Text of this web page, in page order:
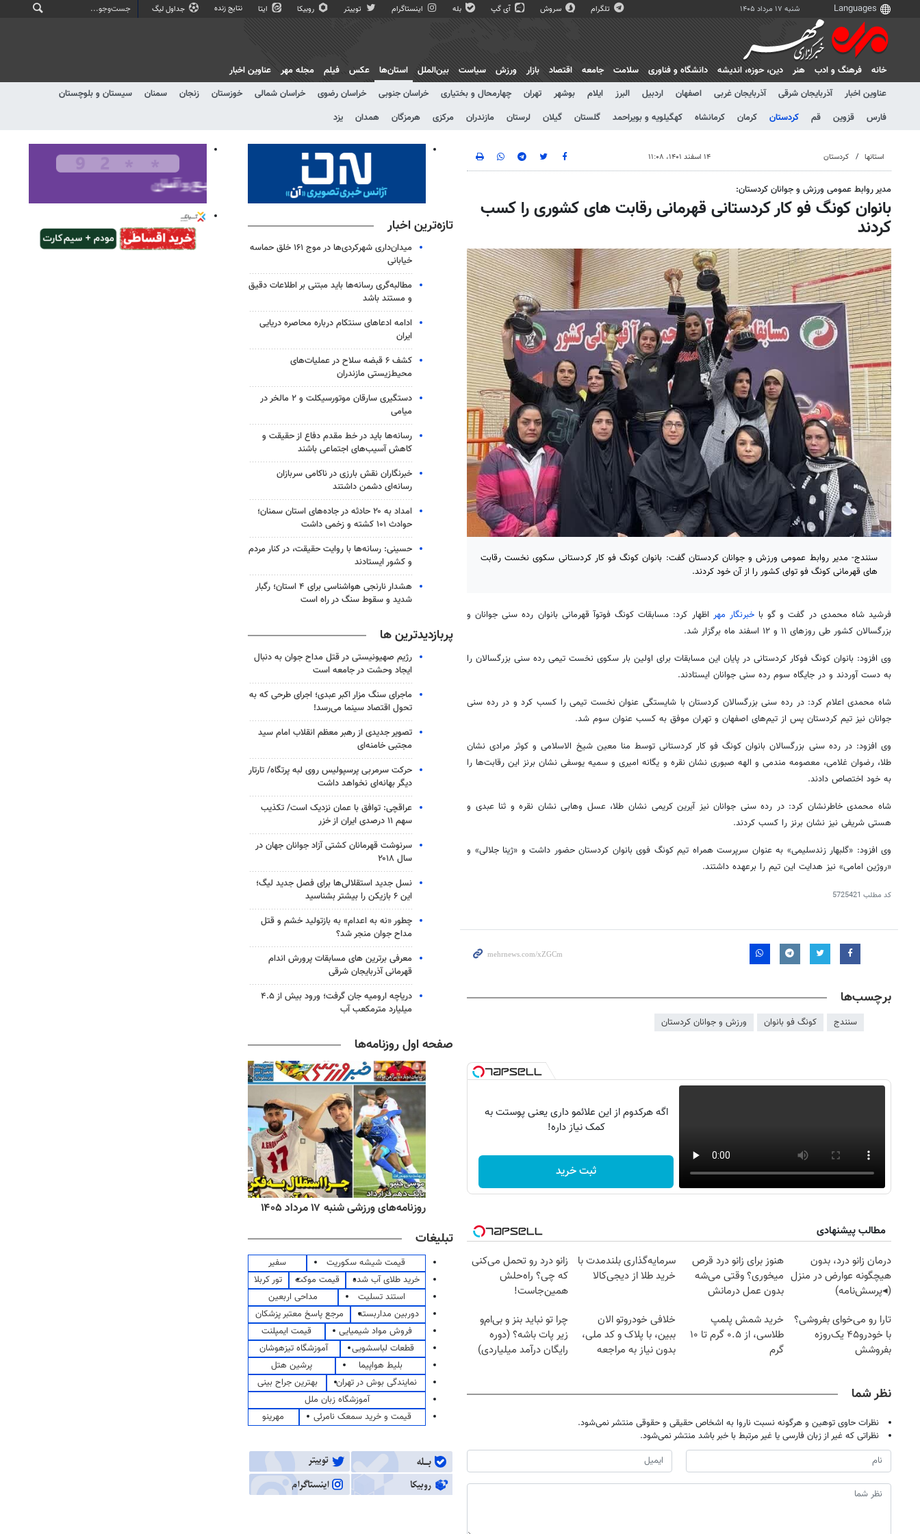
شنبه ۱۷ مرداد ۱۴۰۵ تلگرام سروش آی گپ بله اینستاگرام توییتر روبیکا ایتا نتایج زنده جداول لیگ
خانه فرهنگ و ادب هنر دين، حوزه، انديشه دانشگاه و فناوری سلامت جامعه اقتصاد بازار ورزش سیاست بین‌الملل
استان‌ها
عناوین اخبار
آذربایجان شرقی آذربایجان غربی اصفهان اردبیل البرز ایلام بوشهر تهران چهارمحال و بختیاری خراسان جنوبی خراسان رضوی خراسان شمالی خوزستان زنجان سمنان
سیستان و بلوچستان
فارس
قزوین قم کردستان کرمان کرمانشاه کهگیلویه و بویراحمد گلستان گیلان لرستان مازندران مرکزی هرمزگان همدان یزد
عکس فیلم مجله مهر عناوین اخبار
استانها کردستان ۱۴ اسفند ۱۴۰۱، ۱۱:۰۸
مدیر روابط عمومی ورزش و جوانان کردستان:
بانوان کونگ فو کار کردستانی قهرمانی رقابت های کشوری را کسب
کردند
سنندج- مدیر روابط عمومی ورزش و جوانان کردستان گفت: بانوان کونگ فو کار کردستانی سکوی نخست رقابت
های قهرمانی کونگ فو توای کشور را از آن خود کردند.
فرشید شاه محمدی در گفت و گو باخبرنگار مهر اظهار کرد: مسابقات کونگ فوتوآ قهرمانی بانوان رده سنی جوانان و
بزرگسالان کشور طی روزهای ۱۱ و ۱۲ اسفند ماه برگزار شد.
وی افزود: بانوان کونگ فوکار کردستانی در پایان این مسابقات برای اولین بار سکوی نخست تیمی رده سنی بزرگسالان را
به دست آوردند و در جایگاه سوم رده سنی جوانان ایستادند.
شاه محمدی اعلام کرد: در رده سنی بزرگسالان کردستان با شایستگی عنوان نخست تیمی را کسب کرد و در رده سنی
جوانان نیز تیم کردستان پس از تیم‌های اصفهان و تهران موفق به کسب عنوان سوم شد.
وی افزود: در رده سنی بزرگسالان بانوان کونگ فو کار کردستانی توسط منا معین شیخ الاسلامی و کوثر مرادی نشان
طلا، رضوان غلامی، معصومه مندمی و الهه صبوری نشان نقره و یگانه امیری و سمیه یوسفی نشان برنز این رقابت‌ها را
به خود اختصاص دادند.
شاه محمدی خاطرنشان کرد: در رده سنی جوانان نیز آیرین کریمی نشان طلا، عسل وهابی نشان نقره و ثنا عبدی و
هستی شریفی نیز نشان برنز را کسب کردند.
وی افزود: «گلبهار زندسلیمی» به عنوان سرپرست همراه تیم کونگ فوی بانوان کردستان حضور داشت و «ژینا جلالی» و
«روژین امامی» نیز هدایت این تیم را برعهده داشتند.
کد مطلب 5725421
برچسب‌ها
سنندج کونگ فو بانوان ورزش و جوانان کردستان
اگه هرکدوم از این علائمو داری یعنی پوستت به
کمک نیاز داره!
ثبت خرید
مطالب پیشنهادی
درمان زانو درد، بدون
هیچگونه عوارض در منزل
(◂پرسش‌نامه)
هنوز برای زانو درد قرص
میخوری؟ وقتی می‌شه
بدون عمل درمانش
سرمایه‌گذاری بلندمدت با
خرید طلا از دیجی‌کالا
زانو درد رو تحمل می‌کنی
که چی؟ راه‌حلش
همین‌جاست!
تارا رو می‌خوای بفروشی؟
با خودرو۴۵ یک‌روزه
بفروشش
خرید شمش پلمپ
طلاسی، از ۰.۵ گرم تا ۱۰
گرم
خلافی خودروتو الان
ببین، با پلاک و کد ملی،
بدون نیاز به مراجعه
چرا تو نباید بنز و بی‌ام‌و
زیر پات باشه؟ (دوره
رایگان درآمد میلیاردی)
نظر شما
نظرات حاوی توهین و هرگونه نسبت ناروا به اشخاص حقیقی و حقوقی منتشر نمی‌شود.
نظراتی که غیر از زبان فارسی یا غیر مرتبط با خبر باشد منتشر نمی‌شود.
تازه‌ترین اخبار
میدان‌داری شهرکردی‌ها در موج ۱۶۱ خلق حماسه
خیابانی
مطالبه‌گری رسانه‌ها باید مبتنی بر اطلاعات دقیق
و مستند باشد
ادامه ادعاهای سنتکام درباره محاصره دریایی
ایران
کشف ۶ قبضه سلاح در عملیات‌های
محیط‌زیستی مازندران
دستگیری سارقان موتورسیکلت و ۲ مالخر در
میامی
رسانه‌ها باید در خط مقدم دفاع از حقیقت و
کاهش آسیب‌های اجتماعی باشند
خبرنگاران نقش بارزی در ناکامی سربازان
رسانه‌ای دشمن داشتند
امداد به ۲۰ حادثه در جاده‌های استان سمنان؛
حوادث ۱۰۱ کشته و زخمی داشت
حسینی: رسانه‌ها با روایت حقیقت، در کنار مردم
و کشور ایستادند
هشدار نارنجی هواشناسی برای ۴ استان؛ رگبار
شدید و سقوط سنگ در راه است
پربازدیدترین ها
رژیم صهیونیستی در قتل مداح جوان به دنبال
ایجاد وحشت در جامعه است
ماجرای سنگ مزار اکبر عبدی؛ اجرای طرحی که به
تحول اقتصاد سینما می‌رسد!
تصویر جدیدی از رهبر معظم انقلاب امام سید
مجتبی خامنه‌ای
حرکت سرمربی پرسپولیس روی لبه پرتگاه/ تارتار
دیگر بهانه‌ای نخواهد داشت
عراقچی: توافق با عمان نزدیک است/ تکذیب
سهم ۱۱ درصدی ایران از خزر
سرنوشت قهرمانان کشتی آزاد جوانان جهان در
سال ۲۰۱۸
نسل جدید استقلالی‌ها برای فصل جدید لیگ؛
این ۶ بازیکن را بیشتر بشناسید
چطور «نه به اعدام» به بازتولید خشم و قتل
مداح جوان منجر شد؟
معرفی برترین های مسابقات پرورش اندام
قهرمانی آذربایجان شرقی
دریاچه ارومیه جان گرفت؛ ورود بیش از ۴.۵
میلیارد مترمکعب آب
صفحه اول روزنامه‌ها
روزنامه‌های ورزشی شنبه ۱۷ مرداد ۱۴۰۵
تبلیغات
قیمت شیشه سکوریت
سفیر
خرید طلای آب شده
قیمت موکت
تور کربلا
استند تسلیت
مداحی اربعین
دوربین مداربسته
مرجع پاسخ معتبر پزشکان
فروش مواد شیمیایی
قیمت ایمپلنت
قطعات لباسشویی
آموزشگاه تیزهوشان
بلیط هواپیما
پرشین هتل
نمایندگی بوش در تهران
بهترین جراح بینی
آموزشگاه زبان ملل
قیمت و خرید سمعک نامرئی
مهرینو